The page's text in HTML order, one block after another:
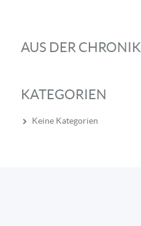
AUS DER CHRONIK
KATEGORIEN
Keine Kategorien